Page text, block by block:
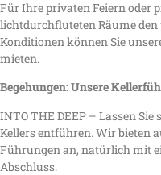
Für Ihre privaten Feiern oder
lichtdurchfluteten Räume
Konditionen können Sie
mieten.
Begehungen: Unsere
INTO THE DEEP – Lassen
Kellers entführen. Wir bieten
Führungen an, natürlich mit
Abschluss.